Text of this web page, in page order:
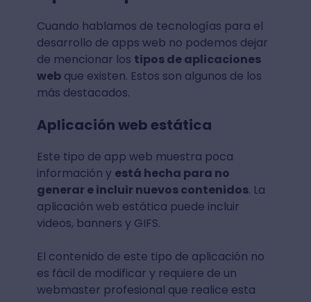
Cuando hablamos de tecnologías para el
desarrollo de apps web no podemos dejar
de mencionar los tipos de aplicaciones
webque existen. Estos son algunos de los
más destacados.
Aplicación web estática
Este tipo de app web muestra poca
información y está hecha para no
generar e incluir nuevos contenidos. La
aplicación web estática puede incluir
videos, banners y GIFS.
El contenido de este tipo de aplicación no
es fácil de modificar y requiere de un
webmaster profesional que realice esta